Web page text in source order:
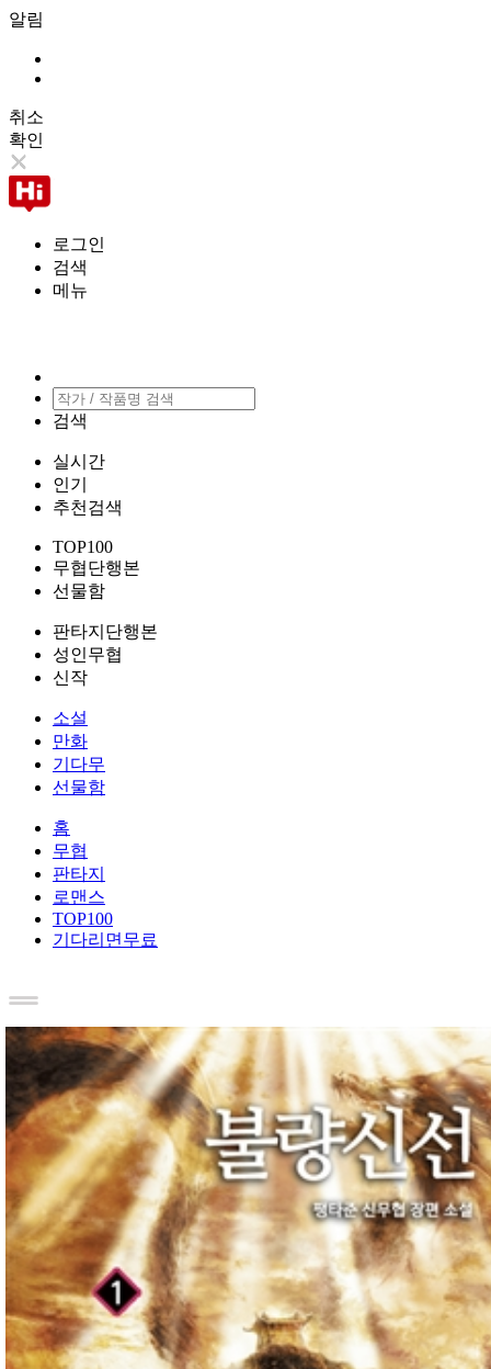
알림
취소
확인
로그인
검색
메뉴
검색
실시간
인기
추천검색
TOP100
무협단행본
선물함
판타지단행본
성인무협
신작
소설
만화
기다무
선물함
홈
무협
판타지
로맨스
TOP100
기다리면무료